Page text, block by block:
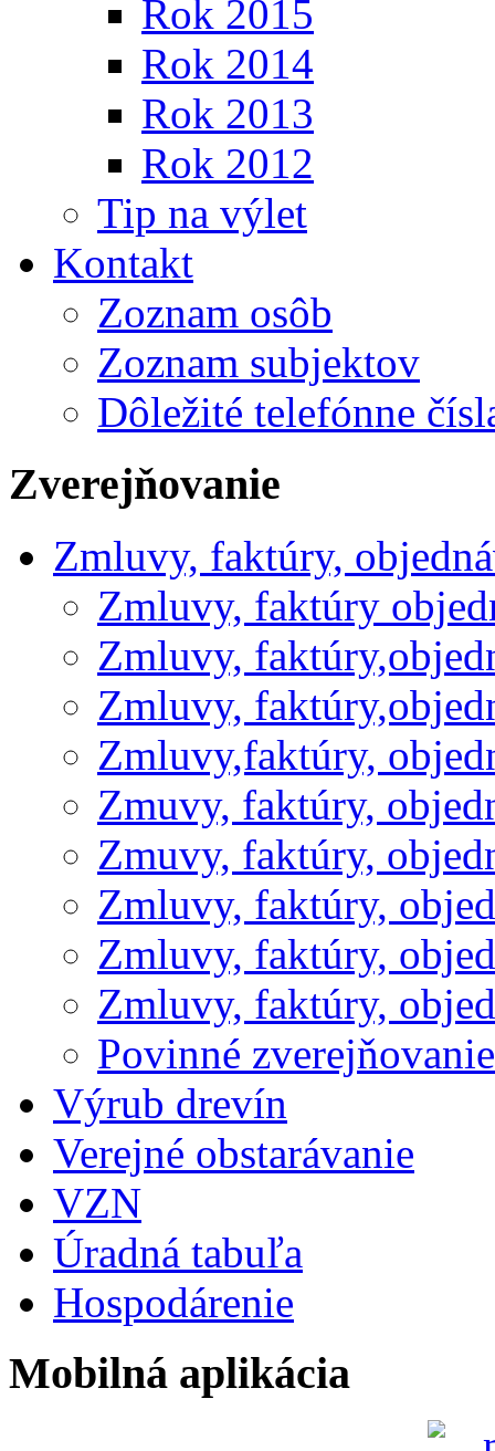
Rok 2015
Rok 2014
Rok 2013
Rok 2012
Tip na výlet
Kontakt
Zoznam osôb
Zoznam subjektov
Dôležité telefónne
Zverejňovanie
Zmluvy, faktúry,
Zmluvy, faktúry
Zmluvy,
Zmluvy,
Zmluvy,faktúry,
Zmuvy, faktúry,
Zmuvy, faktúry,
Zmluvy, faktúry,
Zmluvy, faktúry,
Zmluvy, faktúry,
Povinné
Výrub drevín
Verejné obstarávanie
VZN
Úradná tabuľa
Hospodárenie
Mobilná aplikácia